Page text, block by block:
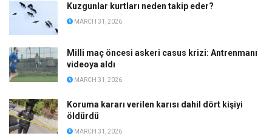
Kuzgunlar kurtları neden takip eder?
MARCH 31, 2026
Milli maç öncesi askeri casus krizi: Antrenmanı
videoya aldı
MARCH 31, 2026
Koruma kararı verilen karısı dahil dört kişiyi
öldürdü
MARCH 31, 2026